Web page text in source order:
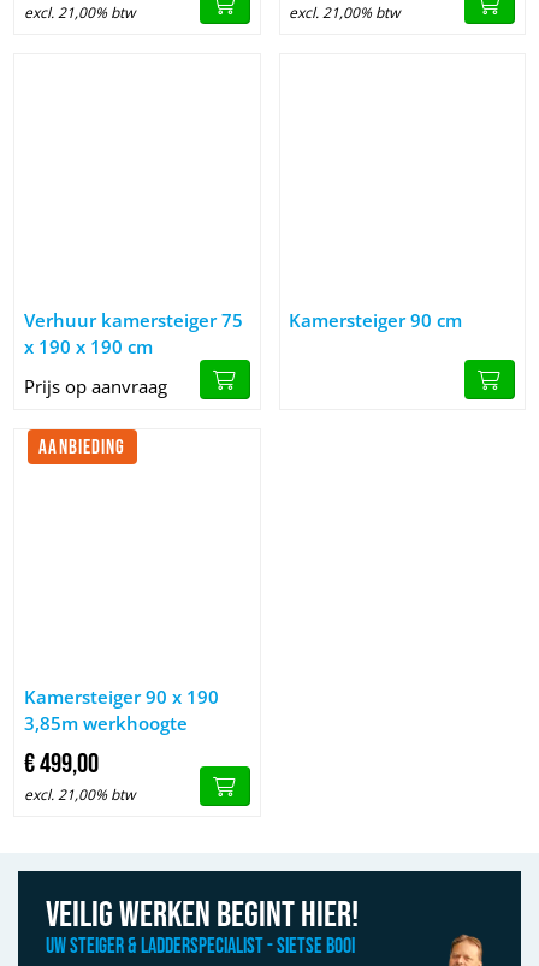
excl. 21,00% btw excl. 21,00% btw
Afbeelding Verhuur kamersteiger 75 x 190 x 190 cm
Verhuur kamersteiger 75
x 190 x 190 cm
Prijs op aanvraag
Afbeelding Kamersteiger 90 cm
Kamersteiger 90 cm
AANBIEDING
Afbeelding Kamersteiger 90 x 190 3,85m werkhoogte
Kamersteiger 90 x 190
3,85m werkhoogte
€499,00
excl. 21,00% btw
Veilig werken begint hier!
Uw Steiger & Ladderspecialist - Sietse Booi